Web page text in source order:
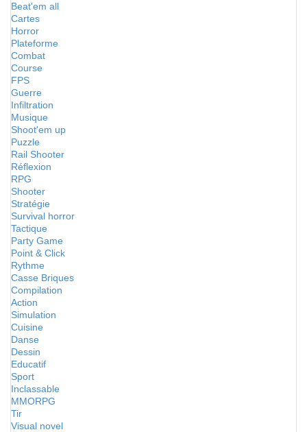
Beat'em all
Cartes
Horror
Plateforme
Combat
Course
FPS
Guerre
Infiltration
Musique
Shoot'em up
Puzzle
Rail Shooter
Réflexion
RPG
Shooter
Stratégie
Survival horror
Tactique
Party Game
Point & Click
Rythme
Casse Briques
Compilation
Action
Simulation
Cuisine
Danse
Dessin
Educatif
Sport
Inclassable
MMORPG
Tir
Visual novel